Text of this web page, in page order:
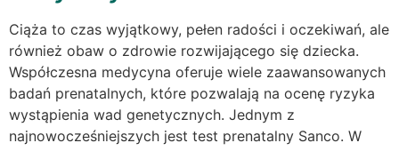
Ciąża to czas wyjątkowy, pełen radości i oczekiwań, ale
również obaw o zdrowie rozwijającego się dziecka.
Współczesna medycyna oferuje wiele zaawansowanych
badań prenatalnych, które pozwalają na ocenę ryzyka
wystąpienia wad genetycznych. Jednym z
najnowocześniejszych jest test prenatalny Sanco. W